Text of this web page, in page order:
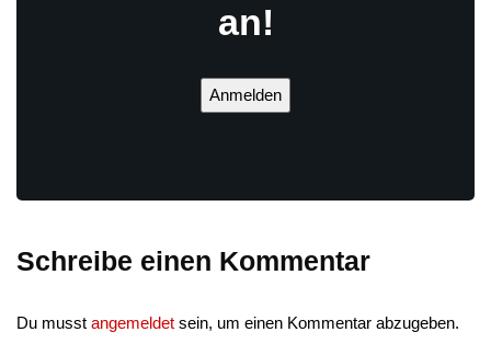
an!
Anmelden
Schreibe einen Kommentar
Du musst angemeldet sein, um einen Kommentar abzugeben.